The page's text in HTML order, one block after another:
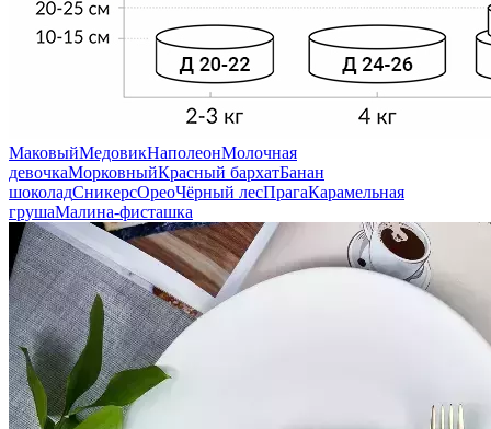
МаковыйМедовикНаполеонМолочная
девочкаМорковныйКрасный бархатБанан
шоколадСникерсОреоЧёрный лесПрагаКарамельная
грушаМалина-фисташка